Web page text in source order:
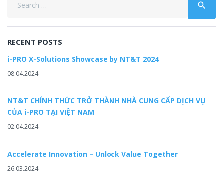
search
RECENT POSTS
i-PRO X-Solutions Showcase by NT&T 2024
08.04.2024
NT&T CHÍNH THỨC TRỞ THÀNH NHÀ CUNG CẤP DỊCH VỤ
CỦA i-PRO TẠI VIỆT NAM
02.04.2024
Accelerate Innovation – Unlock Value Together
26.03.2024